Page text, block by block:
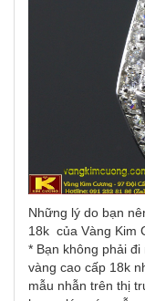
Những lý do bạn
18k của Vàng Kim
* Bạn không phải
vàng cao cấp 18k
mẫu nhẫn trên thị